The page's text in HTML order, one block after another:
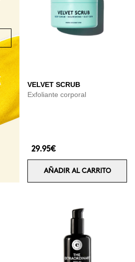
VELVET SCRUB
Exfoliante corporal
29.95€
AÑADIR AL CARRITO